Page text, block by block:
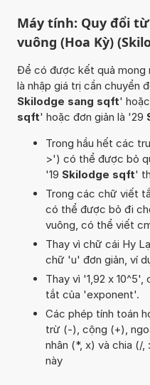
Máy tính: Quy đổi
vuông (Hoa Kỳ)
Để có được kết quả mong
là nhập giá trị cần chuyển
Skilodge sang sqft'
sqft' hoặc đơn giản là '29
Trong hầu hết các
>') có thể được bỏ
'19 Skilodge sqft'
Trong các chữ viết
có thể được bỏ đi
vuông, có thể viết
Thay vì chữ cái Hy
chữ 'u' đơn giản, ví
Thay vì '1,92 x
tắt của 'exponent'.
Các phép tính toán
trừ (-), cộng (+),
nhân (*, x) và chia (/
này